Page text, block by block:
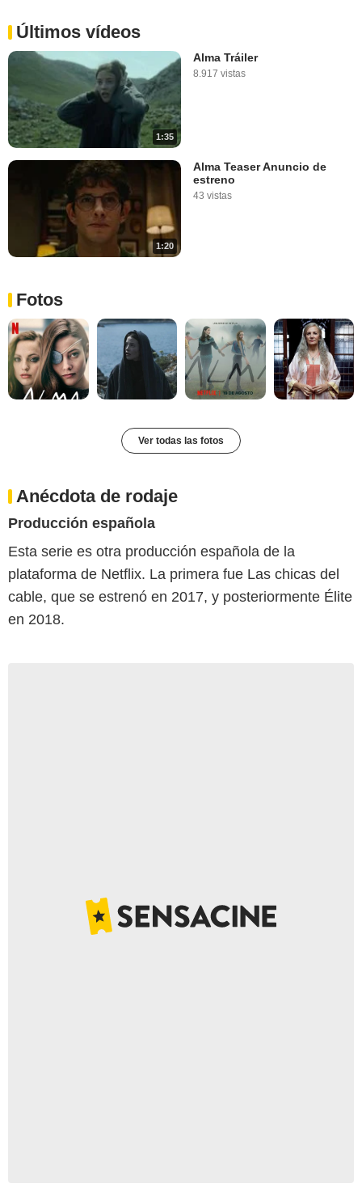
Últimos vídeos
1:35
Alma Tráiler
8.917 vistas
1:20
Alma Teaser Anuncio de
estreno
43 vistas
Fotos
Ver todas las fotos
Anécdota de rodaje
Producción española
Esta serie es otra producción española de la
plataforma de Netflix. La primera fue Las chicas del
cable, que se estrenó en 2017, y posteriormente Élite
en 2018.